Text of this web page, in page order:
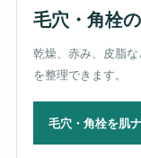
毛穴・角栓
乾燥、赤み、皮脂
を整理できます。
毛穴・角栓を肌